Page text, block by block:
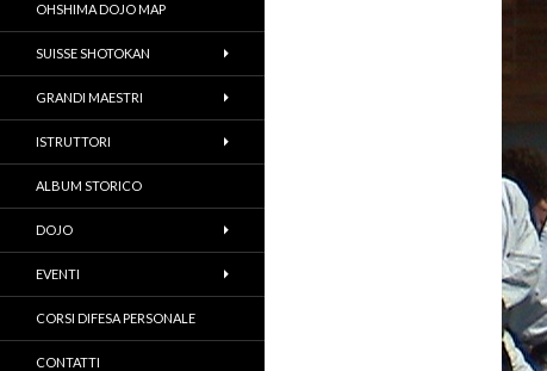
OHSHIMA DOJO MAP
SUISSE SHOTOKAN
GRANDI MAESTRI
ISTRUTTORI
ALBUM STORICO
DOJO
EVENTI
CORSI DIFESA PERSONALE
CONTATTI